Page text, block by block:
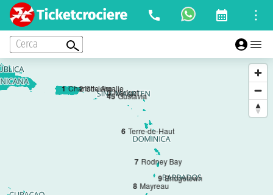
Cerca
1 Charlotte Amalie
2 St. John
3 Marigot
45 Gustavia
6 Terre-de-Haut
7 Rodney Bay
8 Mayreau
9 Bridgetown